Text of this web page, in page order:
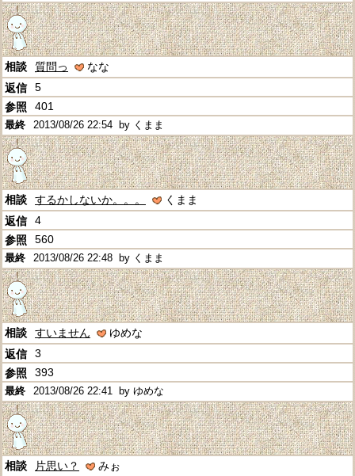
質問っ
なな
5
401
2013/08/26 22:54 by くまま
するかしないか。。。
くまま
4
560
2013/08/26 22:48 by くまま
すいません
ゆめな
3
393
2013/08/26 22:41 by ゆめな
片思い？
みぉ